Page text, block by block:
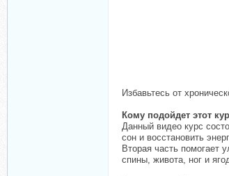
Избавьтесь от
Кому подойдет этот
Данный видео курс
сон и восстановить
Вторая часть помогает
спины, живота, ног и